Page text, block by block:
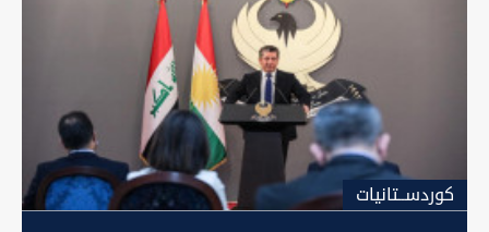
كوردســتانيات